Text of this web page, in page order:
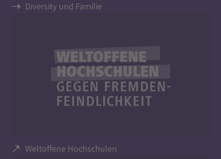
Diversity und Familie
Weltoffene Hochschulen